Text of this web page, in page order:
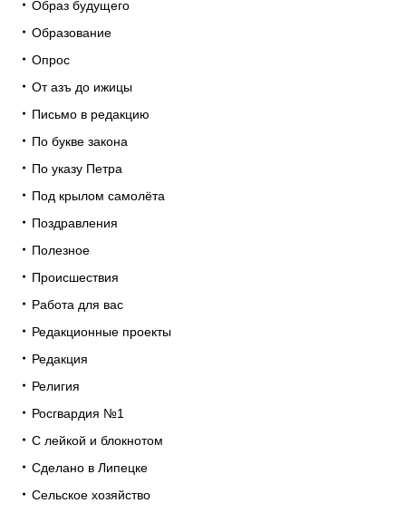
Образ будущего
Образование
Опрос
От азъ до ижицы
Письмо в редакцию
По букве закона
По указу Петра
Под крылом самолёта
Поздравления
Полезное
Происшествия
Работа для вас
Редакционные проекты
Редакция
Религия
Росгвардия №1
С лейкой и блокнотом
Сделано в Липецке
Сельское хозяйство